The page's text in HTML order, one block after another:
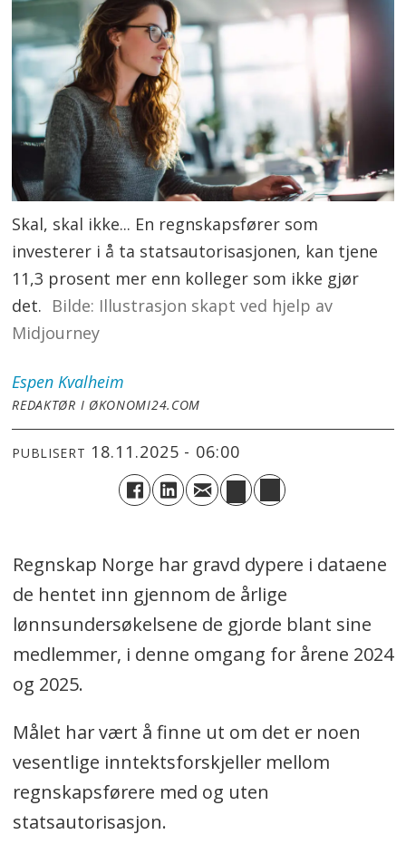
Skal, skal ikke... En regnskapsfører som
investerer i å ta statsautorisasjonen, kan tjene
11,3 prosent mer enn kolleger som ikke gjør
det.
Illustrasjon skapt ved hjelp av
Midjourney
Espen Kvalheim
REDAKTØR I ØKONOMI24.COM
PUBLISERT 18.11.2025 - 06:00
Regnskap Norge har gravd dypere i dataene
de hentet inn gjennom de årlige
lønnsundersøkelsene de gjorde blant sine
medlemmer, i denne omgang for årene 2024
og 2025.
Målet har vært å finne ut om det er noen
vesentlige inntektsforskjeller mellom
regnskapsførere med og uten
statsautorisasjon.